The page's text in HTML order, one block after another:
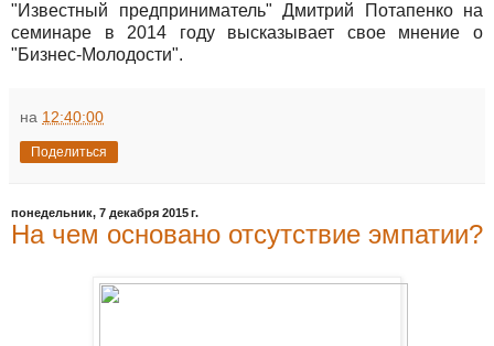
"Известный предприниматель" Дмитрий Потапенко на
семинаре в 2014 году высказывает свое мнение о
"Бизнес-Молодости".
на 12:40:00
Поделиться
понедельник, 7 декабря 2015 г.
На чем основано отсутствие эмпатии?